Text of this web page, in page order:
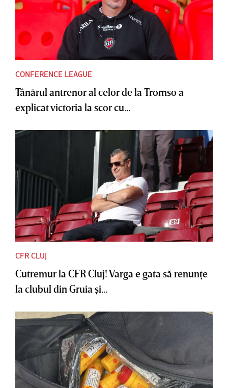
CONFERENCE LEAGUE
Tânărul antrenor al celor de la Tromso a
explicat victoria la scor cu...
CFR CLUJ
Cutremur la CFR Cluj! Varga e gata să renunţe
la clubul din Gruia şi...